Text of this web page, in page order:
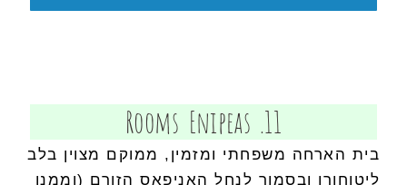
11. Rooms Enipeas
בית הארחה משפחתי ומזמין, ממוקם מצוין בלב
ליטוחורו ובסמוך לנחל האניפאס הזורם (וממנו